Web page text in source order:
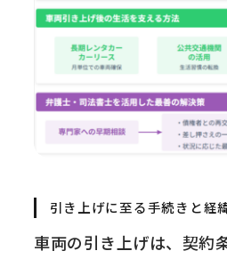
引き上げに至る手続きと経
車両の引き上げは、契約